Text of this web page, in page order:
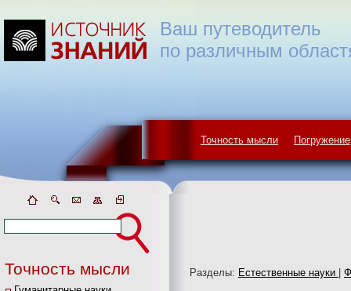
Точность мысли Погружение
Ваш путеводитель
по различным
Точность мысли Разделы: Естественные науки